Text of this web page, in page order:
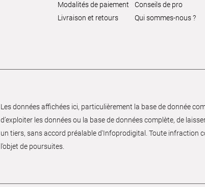
Modalités de paiement
Livraison et retours
Conseils de pro
Qui sommes-nous ?
Les données affichées ici, particulièrement la base de donnée
d’exploiter les données ou la base de données complète, de
un tiers, sans accord préalable d'Infoprodigital. Toute infraction
l’objet de poursuites.